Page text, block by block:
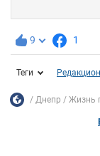
9 1
Теги
Днепр Жизнь